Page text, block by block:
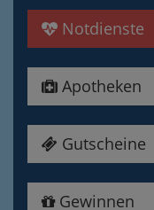
Notdienste
Apotheken
Gutscheine
Gewinnen